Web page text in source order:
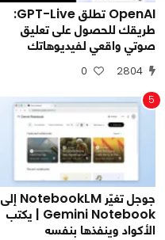
OpenAI تطلق GPT-Live:
طريقك للحصول على تعليق
صوتي واقعي لفيديوهاتك
2804
0
5
جوجل تغيّر NotebookLM إلى
Gemini Notebook | يكتب
الأكواد وينفذها بنفسه